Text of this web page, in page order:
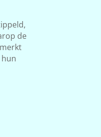
de
hun